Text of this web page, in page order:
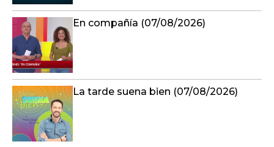
En compañía (07/08/2026)
La tarde suena bien (07/08/2026)